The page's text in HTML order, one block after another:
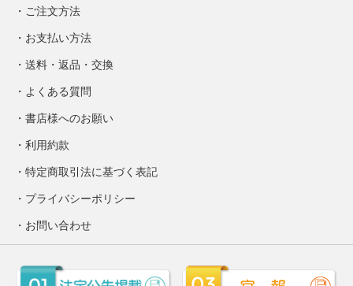
ご注文方法
お支払い方法
送料・返品・交換
よくある質問
書店様へのお願い
利用約款
特定商取引法に基づく表記
プライバシーポリシー
お問い合わせ